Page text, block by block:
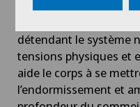
détendant le système
tensions physiques et
aide le corps à se
l’endormissement et